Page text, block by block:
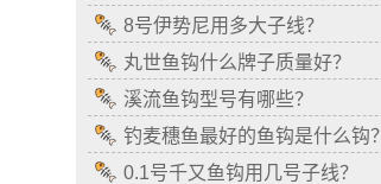
8号伊势尼用多大子线？
丸世鱼钩什么牌子质量好？
溪流鱼钩型号有哪些？
钓麦穗鱼最好的鱼钩是什么钩？
0.1号千又鱼钩用几号子线？